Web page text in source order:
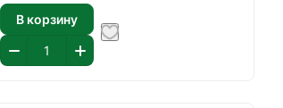
В корзину